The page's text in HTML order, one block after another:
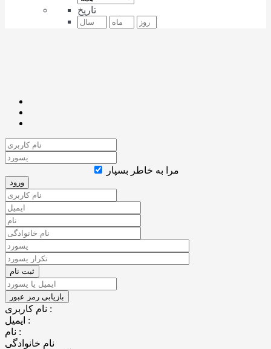
تاریخ
مرا به خاطر بسپار
نام کاربری :
ایمیل :
نام :
نام خانوادگی